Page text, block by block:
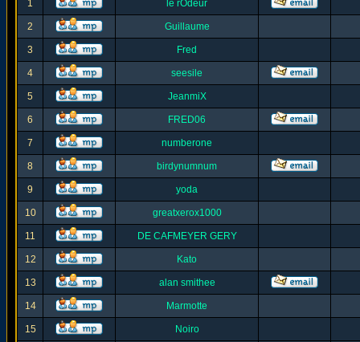
1 le rOdeur
2 Guillaume
3 Fred
4 seesile
5 JeanmiX
6 FRED06
7 numberone
8 birdynumnum
9 yoda
10 greatxerox1000
11 DE CAFMEYER GERY
12 Kato
13 alan smithee
14 Marmotte
15 Noiro